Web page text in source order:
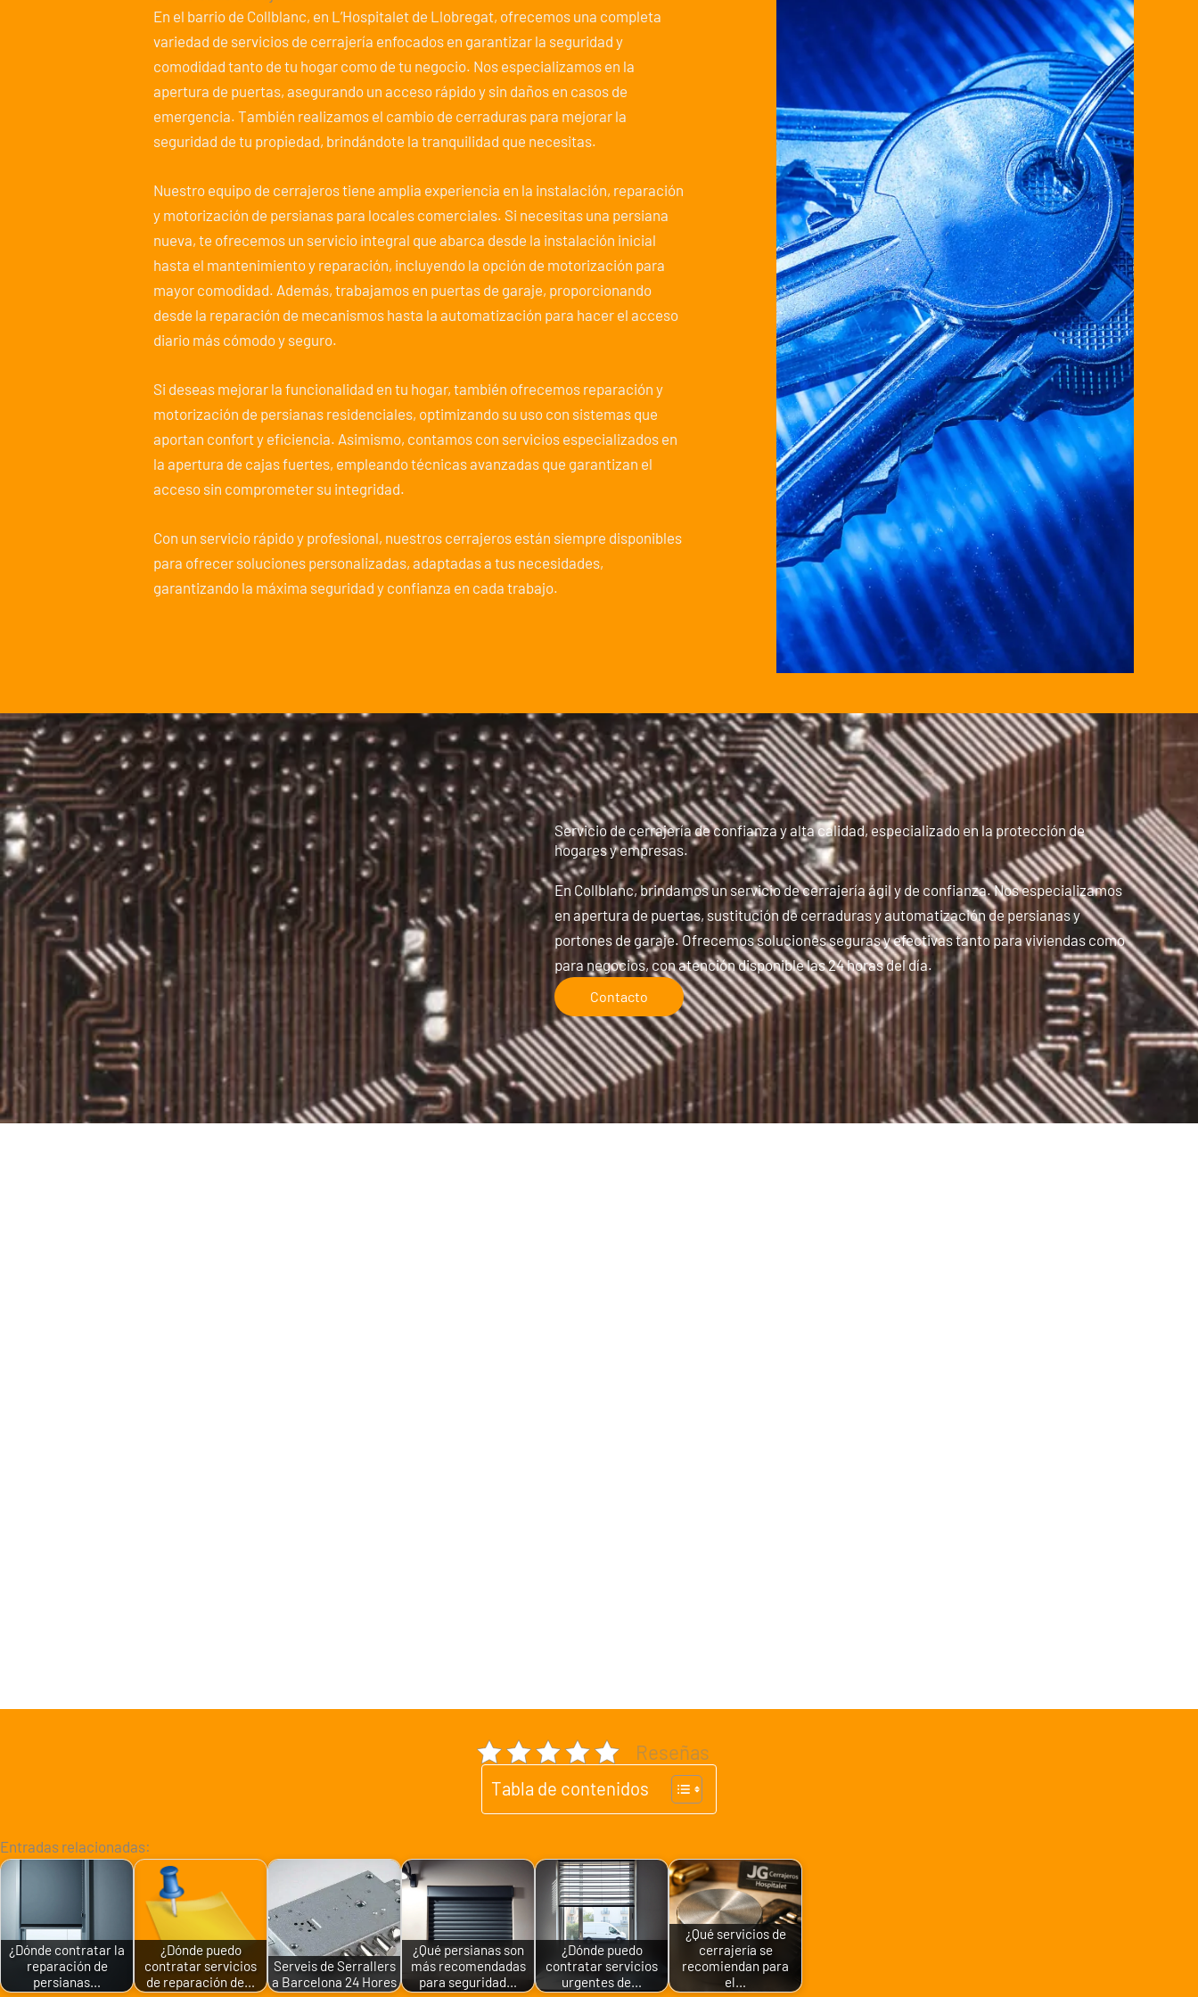
En el barrio de Collblanc, en L’Hospitalet de Llobregat, ofrecemos una completa
variedad de servicios de cerrajería enfocados en garantizar la seguridad y
comodidad tanto de tu hogar como de tu negocio. Nos especializamos en la
apertura de puertas, asegurando un acceso rápido y sin daños en casos de
emergencia. También realizamos el cambio de cerraduras para mejorar la
seguridad de tu propiedad, brindándote la tranquilidad que necesitas.
Nuestro equipo de cerrajeros tiene amplia experiencia en la instalación, reparación
y motorización de persianas para locales comerciales. Si necesitas una persiana
nueva, te ofrecemos un servicio integral que abarca desde la instalación inicial
hasta el mantenimiento y reparación, incluyendo la opción de motorización para
mayor comodidad. Además, trabajamos en puertas de garaje, proporcionando
desde la reparación de mecanismos hasta la automatización para hacer el acceso
diario más cómodo y seguro.
Si deseas mejorar la funcionalidad en tu hogar, también ofrecemos reparación y
motorización de persianas residenciales, optimizando su uso con sistemas que
aportan confort y eficiencia. Asimismo, contamos con servicios especializados en
la apertura de cajas fuertes, empleando técnicas avanzadas que garantizan el
acceso sin comprometer su integridad.
Con un servicio rápido y profesional, nuestros cerrajeros están siempre disponibles
para ofrecer soluciones personalizadas, adaptadas a tus necesidades,
garantizando la máxima seguridad y confianza en cada trabajo.
Servicio de cerrajería de confianza y alta calidad, especializado en la protección de
hogares y empresas.
En Collblanc, brindamos un servicio de cerrajería ágil y de confianza. Nos especializamos
en apertura de puertas, sustitución de cerraduras y automatización de persianas y
portones de garaje. Ofrecemos soluciones seguras y efectivas tanto para viviendas como
para negocios, con atención disponible las 24 horas del día.
Contacto
Reseñas
Tabla de contenidos
Entradas relacionadas:
¿Dónde contratar la
reparación de
persianas…
¿Dónde puedo
contratar servicios
de reparación de…
Serveis de Serrallers
a Barcelona 24 Hores
¿Qué persianas son
más recomendadas
para seguridad…
¿Dónde puedo
contratar servicios
urgentes de…
¿Qué servicios de
cerrajería se
recomiendan para
el…